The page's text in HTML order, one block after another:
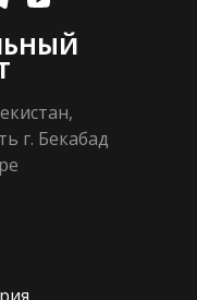
г. Бекабад